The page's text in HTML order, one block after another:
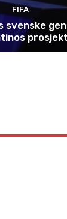
FIFA
svenske